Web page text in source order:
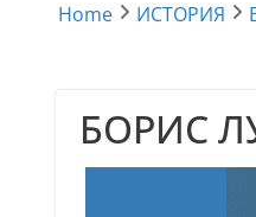
Home ИСТОРИЯ
БОРИС